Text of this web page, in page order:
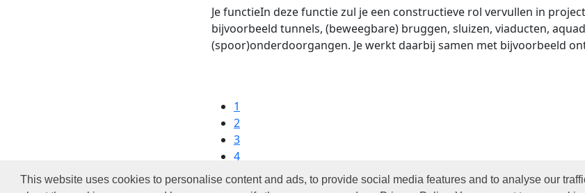
This website uses cookies to personalise content and ads, to provide social media features and to analyse our
Je functieIn deze functie zul je een constructieve rol vervullen in
bijvoorbeeld tunnels, (beweegbare) bruggen, sluizen, viaducten,
(spoor)onderdoorgangen. Je werkt daarbij samen met bijvoorbeeld
1
2
3
4
Contact